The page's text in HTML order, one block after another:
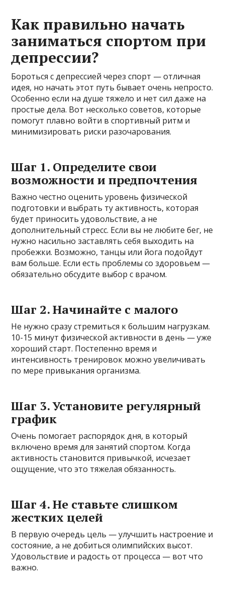
Как правильно начать
заниматься спортом при
депрессии?
Бороться с депрессией через спорт — отличная
идея, но начать этот путь бывает очень непросто.
Особенно если на душе тяжело и нет сил даже на
простые дела. Вот несколько советов, которые
помогут плавно войти в спортивный ритм и
минимизировать риски разочарования.
Шаг 1. Определите свои
возможности и предпочтения
Важно честно оценить уровень физической
подготовки и выбрать ту активность, которая
будет приносить удовольствие, а не
дополнительный стресс. Если вы не любите бег, не
нужно насильно заставлять себя выходить на
пробежки. Возможно, танцы или йога подойдут
вам больше. Если есть проблемы со здоровьем —
обязательно обсудите выбор с врачом.
Шаг 2. Начинайте с малого
Не нужно сразу стремиться к большим нагрузкам.
10-15 минут физической активности в день — уже
хороший старт. Постепенно время и
интенсивность тренировок можно увеличивать
по мере привыкания организма.
Шаг 3. Установите регулярный
график
Очень помогает распорядок дня, в который
включено время для занятий спортом. Когда
активность становится привычкой, исчезает
ощущение, что это тяжелая обязанность.
Шаг 4. Не ставьте слишком
жестких целей
В первую очередь цель — улучшить настроение и
состояние, а не добиться олимпийских высот.
Удовольствие и радость от процесса — вот что
важно.